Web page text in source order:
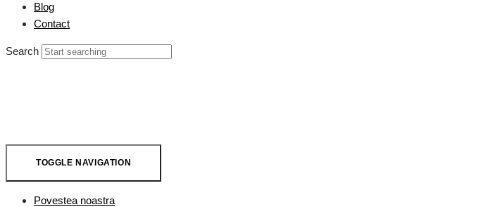
Blog
Contact
Search
TOGGLE NAVIGATION
Povestea noastra